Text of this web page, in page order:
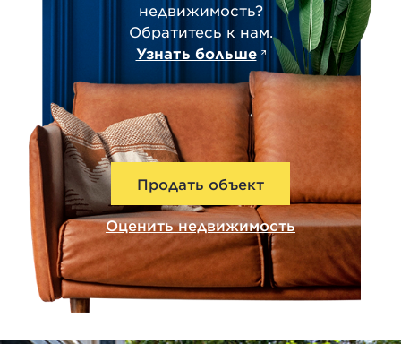
недвижимость?
Обратитесь к нам.
Узнать больше
Продать объект
Оценить недвижимость